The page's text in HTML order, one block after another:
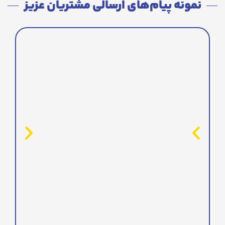
نمونه پیام‌های ارسالی مشتریان عزیز